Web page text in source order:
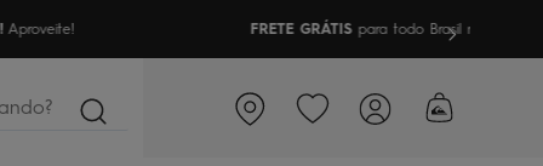
todo Brasil nas compras acima de R$499 | Consulte as Regras